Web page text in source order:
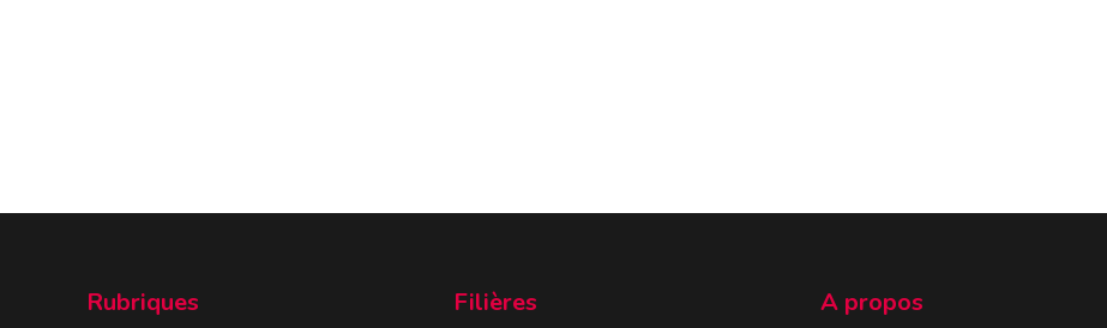
Rubriques Filières A propos